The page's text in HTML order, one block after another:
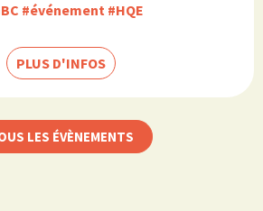
#événement #HQE
PLUS D'INFOS
LES ÉVÈNEMENTS